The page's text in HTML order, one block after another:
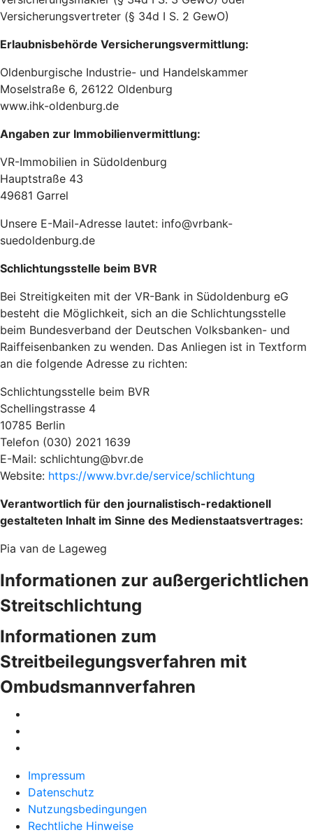
Versicherungsvertreter (§ 34d I S. 2 GewO)
Erlaubnisbehörde Versicherungsvermittlung:
Oldenburgische Industrie- und Handelskammer
Moselstraße 6, 26122 Oldenburg
www.ihk-oldenburg.de
Angaben zur Immobilienvermittlung:
VR-Immobilien in Südoldenburg
Hauptstraße 43
49681 Garrel
Unsere E-Mail-Adresse lautet: info@vrbank-
suedoldenburg.de
Schlichtungsstelle beim BVR
Bei Streitigkeiten mit der VR-Bank in Südoldenburg eG
besteht die Möglichkeit, sich an die Schlichtungsstelle
beim Bundesverband der Deutschen Volksbanken- und
Raiffeisenbanken zu wenden. Das Anliegen ist in Textform
an die folgende Adresse zu richten:
Schlichtungsstelle beim BVR
Schellingstrasse 4
10785 Berlin
Telefon (030) 2021 1639
E-Mail: schlichtung@bvr.de
Website: https://www.bvr.de/service/schlichtung
Verantwortlich für den journalistisch-redaktionell
gestalteten Inhalt im Sinne des Medienstaatsvertrages:
Pia van de Lageweg
Informationen zur außergerichtlichen
Streitschlichtung
Informationen zum
Streitbeilegungsverfahren mit
Ombudsmannverfahren
Impressum
Datenschutz
Nutzungsbedingungen
Rechtliche Hinweise